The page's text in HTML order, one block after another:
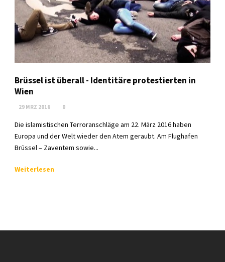
Brüssel ist überall - Identitäre protestierten in
Wien
29 MRZ 2016 0
Die islamistischen Terroranschläge am 22. März 2016 haben
Europa und der Welt wieder den Atem geraubt. Am Flughafen
Brüssel – Zaventem sowie...
Weiterlesen